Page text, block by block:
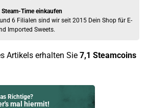
Time einkaufen
6 Filialen sind wir seit 2015 Dein Shop für E-
Imported Sweets.
Artikels erhalten Sie 7,1 Steamcoins
Richtige?
mal hiermit!